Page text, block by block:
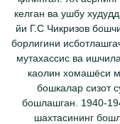
келган ва ушбу
йи Г.С Чикризов
борлигини
мутахассис ва
каолин хомашёси
бошкалар сизот
бошлашган. 1940-
шахтасининг